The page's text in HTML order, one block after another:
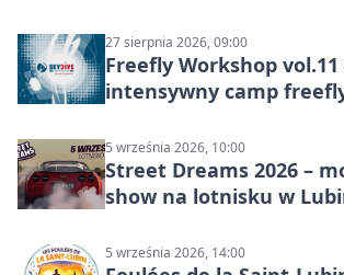
27 sierpnia 2026, 09:00
Freefly Workshop
intensywny camp
5 września 2026, 10:00
Street Dreams 2026 –
show na lotnisku w
5 września 2026, 14:00